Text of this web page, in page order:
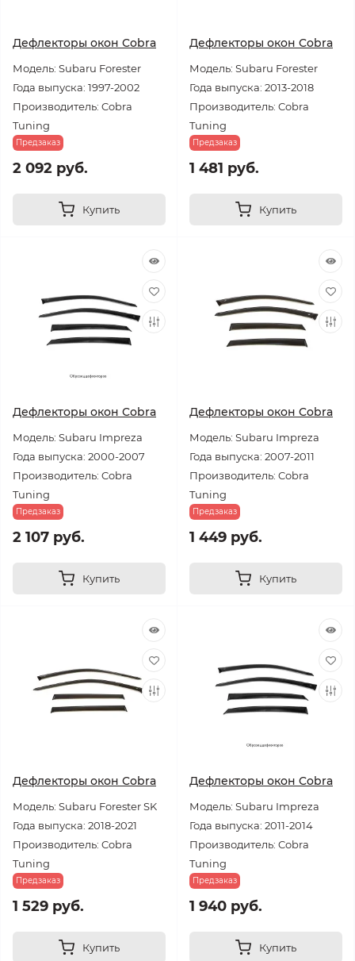
Дефлекторы окон Cobra
Модель: Subaru Forester
Года выпуска: 1997-2002
Производитель: Cobra
Tuning
Предзаказ
2 092 руб.
Купить
Дефлекторы окон Cobra
Модель: Subaru Forester
Года выпуска: 2013-2018
Производитель: Cobra
Tuning
Предзаказ
1 481 руб.
Купить
Дефлекторы окон Cobra
Модель: Subaru Impreza
Года выпуска: 2000-2007
Производитель: Cobra
Tuning
Предзаказ
2 107 руб.
Купить
Дефлекторы окон Cobra
Модель: Subaru Impreza
Года выпуска: 2007-2011
Производитель: Cobra
Tuning
Предзаказ
1 449 руб.
Купить
Дефлекторы окон Cobra
Модель: Subaru Forester SK
Года выпуска: 2018-2021
Производитель: Cobra
Tuning
Предзаказ
1 529 руб.
Купить
Дефлекторы окон Cobra
Модель: Subaru Impreza
Года выпуска: 2011-2014
Производитель: Cobra
Tuning
Предзаказ
1 940 руб.
Купить